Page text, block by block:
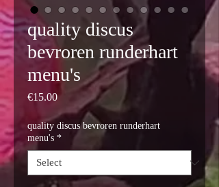
quality discus
bevroren runderhart
menu's
€15.00Price
quality discus bevroren runderhart
menu's *